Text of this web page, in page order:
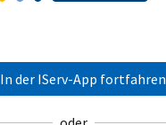
In der IServ-App fortfahren